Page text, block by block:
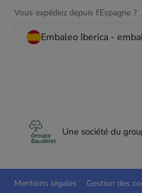
Vous expédiez depuis l'Espagne ?
Embaleo Iberica -
Une société du
Mentions légales Gestion des